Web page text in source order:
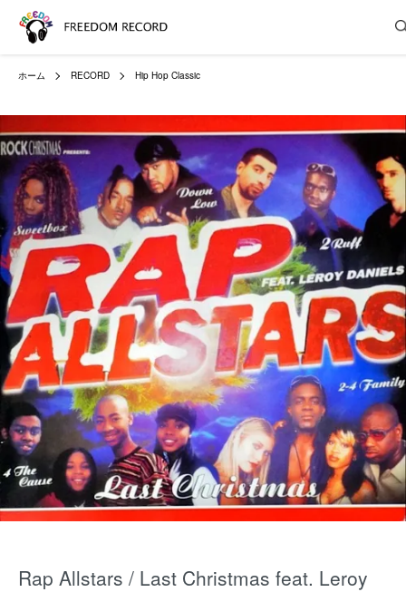
ホーム RECORD Hip Hop Classic
Rap Allstars / Last Christmas feat. Leroy